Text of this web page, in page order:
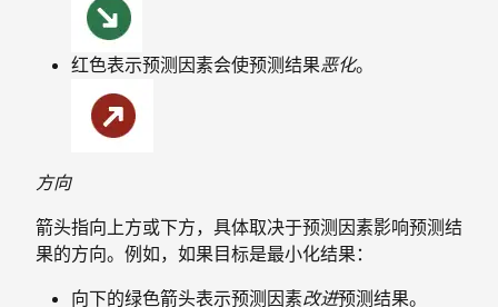
红色表示预测因素会使预测结果恶化。
方向
箭头指向上方或下方，具体取决于预测因素影响预测结
果的方向。例如，如果目标是最小化结果：
向下的绿色箭头表示预测因素改进预测结果。